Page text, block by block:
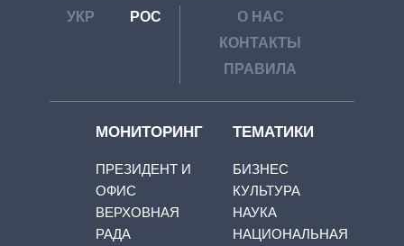
УКР РОС
О НАС
КОНТАКТЫ
ПРАВИЛА
МОНИТОРИНГ
ПРЕЗИДЕНТ И
ОФИС
ВЕРХОВНАЯ
РАДА
ТЕМАТИКИ
БИЗНЕС
КУЛЬТУРА
НАУКА
НАЦИОНАЛЬНАЯ